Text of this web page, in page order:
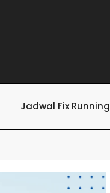
Jadwal Fix Running